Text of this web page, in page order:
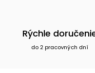
Rýchle
do 2 pracovných dní